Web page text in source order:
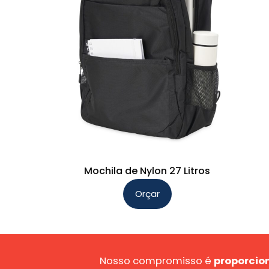
Mochila de Nylon 27 Litros
Orçar
Este
tem
variantes.
Nosso compromisso é